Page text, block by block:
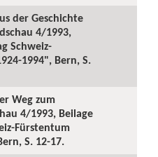
der Geschichte
4/1993,
Schweiz-
1994", Bern, S.
Weg zum
4/1993, Beilage
Fürstentum
S. 12-17.